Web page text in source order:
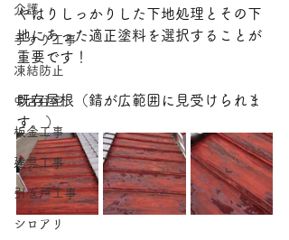
介護
手すり工事
凍結防止
中古住宅
板金工事
建具工事
引き戸工事
シロアリ
やはりしっかりした下地処理とその下
地にあった適正塗料を選択することが
重要です！
既存屋根（錆が広範囲に見受けられま
す。）